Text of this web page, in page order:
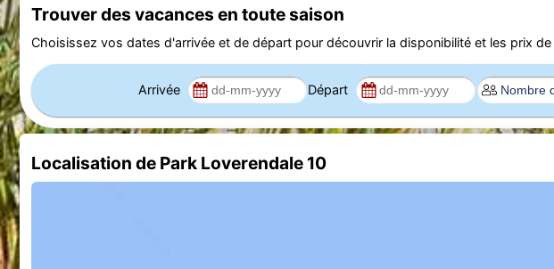
Trouver des vacances en toute saison
Choisissez vos dates d'arrivée et de départ pour découvrir la disponibilité et les prix de
Arrivée Départ
Localisation de Park Loverendale 10